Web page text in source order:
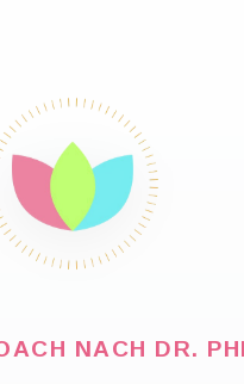
NACH DR.